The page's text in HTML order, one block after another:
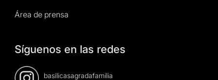
Área de prensa
Síguenos en las redes
basilicasagradafamilia